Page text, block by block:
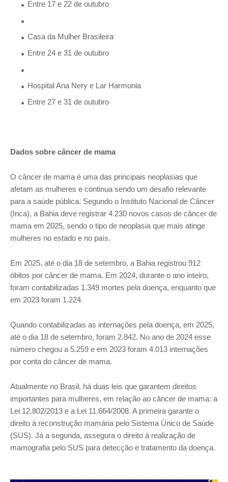
Entre 17 e 22 de outubro
Casa da Mulher Brasileira
Entre 24 e 31 de outubro
Hospital Ana Nery e Lar Harmonia
Entre 27 e 31 de outubro
Dados sobre câncer de mama
O câncer de mama é uma das principais neoplasias que
afetam as mulheres e continua sendo um desafio relevante
para a saúde pública. Segundo o Instituto Nacional de Câncer
(Inca), a Bahia deve registrar 4.230 novos casos de câncer de
mama em 2025, sendo o tipo de neoplasia que mais atinge
mulheres no estado e no país.
Em 2025, até o dia 18 de setembro, a Bahia registrou 912
óbitos por câncer de mama. Em 2024, durante o ano inteiro,
foram contabilizadas 1.349 mortes pela doença, enquanto que
em 2023 foram 1.224.
Quando contabilizadas as internações pela doença, em 2025,
até o dia 18 de setembro, foram 2.842. No ano de 2024 esse
número chegou a 5.259 e em 2023 foram 4.013 internações
por conta do câncer de mama.
Atualmente no Brasil, há duas leis que garantem direitos
importantes para mulheres, em relação ao câncer de mama: a
Lei 12.802/2013 e a Lei 11.664/2008. A primeira garante o
direito à reconstrução mamária pelo Sistema Único de Saúde
(SUS). Já a segunda, assegura o direito à realização de
mamografia pelo SUS para detecção e tratamento da doença.